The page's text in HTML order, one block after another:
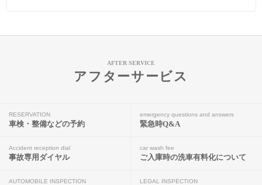
AFTER SERVICE
アフターサービス
RESERVATION
車検・整備などの予約
emergency questions and answers
緊急時Q&A
Accident reception dial
事故専用ダイヤル
car wash fee
ご入庫時の洗車有料化について
AUTOMOBILE INSPECTION LEGAL INSPECTION